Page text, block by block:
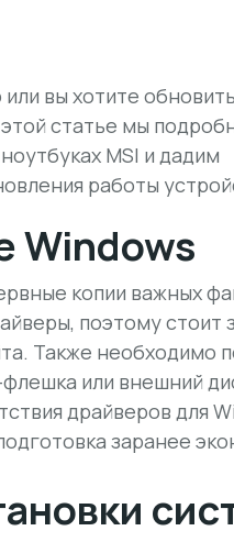
вы хотите
статье мы
MSI и дадим
работы
Windows
копии важных
поэтому стоит
Также необходимо
флешка или внешний
драйверов для
заранее